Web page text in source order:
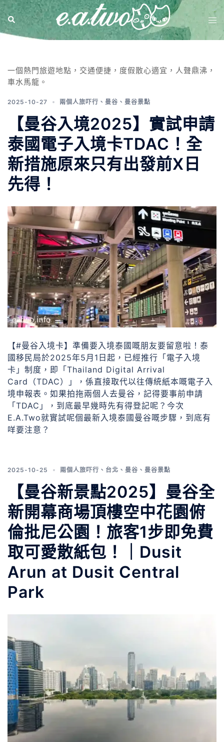
一個熱門旅遊地點，交通便捷，度假散心適宜，人聲鼎沸，
車水馬龍。
2025-10-27 兩個人旅吓行 、 曼谷 、 曼谷景點
【曼谷入境2025】實試申請
泰國電子入境卡TDAC！全
新措施原來只有出發前X日
先得！
【#曼谷入境卡】準備要入境泰國嘅朋友要留意啦！泰
國移民局於2025年5月1日起，已經推行「電子入境
卡」制度，即「Thailand Digital Arrival
Card（TDAC）」，係直接取代以往傳統紙本嘅電子入
境申報表。如果拍拖兩個人去曼谷，記得要事前申請
「TDAC」，到底最早幾時先有得登記呢？今次
E.A.Two就實試呢個最新入境泰國曼谷嘅步驟，到底有
咩要注意？
2025-10-25 兩個人旅吓行 、 台北 、 曼谷 、 曼谷景點
【曼谷新景點2025】曼谷全
新開幕商場頂樓空中花園俯
倫批尼公園！旅客1步即免費
取可愛散紙包！｜Dusit
Arun at Dusit Central
Park